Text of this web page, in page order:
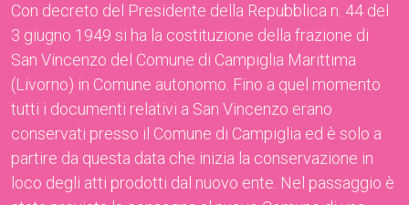
Con decreto del Presidente della Repubblica n. 44 del
3 giugno 1949 si ha la costituzione della frazione di
San Vincenzo del Comune di Campiglia Marittima
(Livorno) in Comune autonomo. Fino a quel momento
tutti i documenti relativi a San Vincenzo erano
conservati presso il Comune di Campiglia ed è solo a
partire da questa data che inizia la conservazione in
loco degli atti prodotti dal nuovo ente. Nel passaggio è